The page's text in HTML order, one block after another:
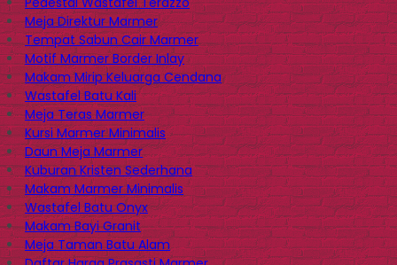
Meja Direktur Marmer
Tempat Sabun Cair Marmer
Motif Marmer Border Inlay
Makam Mirip Keluarga Cendana
Wastafel Batu Kali
Meja Teras Marmer
Kursi Marmer Minimalis
Daun Meja Marmer
Kuburan Kristen Sederhana
Makam Marmer Minimalis
Wastafel Batu Onyx
Makam Bayi Granit
Meja Taman Batu Alam